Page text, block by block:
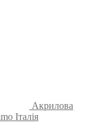
Акрилова
Італія